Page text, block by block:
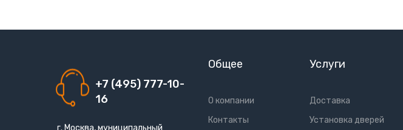
+7 (495) 777-10-
16
г. Москва, муниципальный
Общее
О компании
Контакты
Услуги
Доставка
Установка дверей